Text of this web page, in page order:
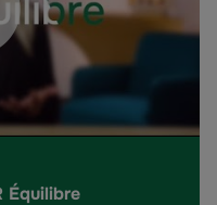
Équilibre